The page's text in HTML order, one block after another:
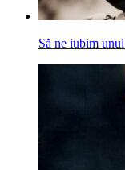
Să ne iubim